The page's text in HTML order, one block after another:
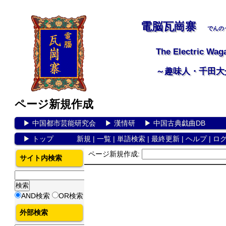
電脳瓦崗寨 でんの
The Electric
～趣味人・千田
ページ新規作成
▶ 中国都市芸能研究会▶ 漢情研▶ 中国古典戯曲DB
▶
トップ 新規 | 一覧| 単語検索| 最終更新| ヘルプ| ロ
ページ新規作成:
サイト内検索
AND検索 OR検索
外部検索